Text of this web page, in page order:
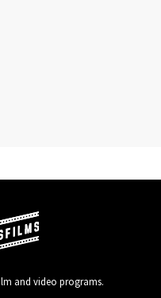
and video programs.